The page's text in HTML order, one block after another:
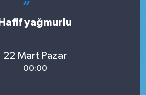
Hafif yağmurlu
22 Mart Pazar
00:00